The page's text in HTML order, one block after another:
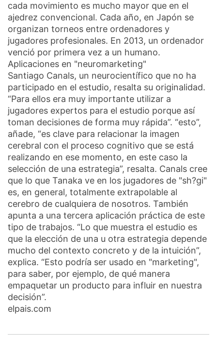
cada movimiento es mucho mayor que en el
ajedrez convencional. Cada año, en Japón se
organizan torneos entre ordenadores y
jugadores profesionales. En 2013, un ordenador
venció por primera vez a un humano.
Aplicaciones en "neuromarketing"
Santiago Canals, un neurocientífico que no ha
participado en el estudio, resalta su originalidad.
“Para ellos era muy importante utilizar a
jugadores expertos para el estudio porque así
toman decisiones de forma muy rápida”. “esto”,
añade, “es clave para relacionar la imagen
cerebral con el proceso cognitivo que se está
realizando en ese momento, en este caso la
selección de una estrategia”, resalta. Canals cree
que lo que Tanaka ve en los jugadores de "sh?gi"
es, en general, totalmente extrapolable al
cerebro de cualquiera de nosotros. También
apunta a una tercera aplicación práctica de este
tipo de trabajos. “Lo que muestra el estudio es
que la elección de una u otra estrategia depende
mucho del contexto concreto y de la intuición”,
explica. “Esto podría ser usado en "marketing",
para saber, por ejemplo, de qué manera
empaquetar un producto para influir en nuestra
decisión”.
elpais.com